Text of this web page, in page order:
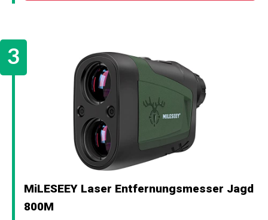
MiLESEEY Laser Entfernungsmesser Jagd
800M